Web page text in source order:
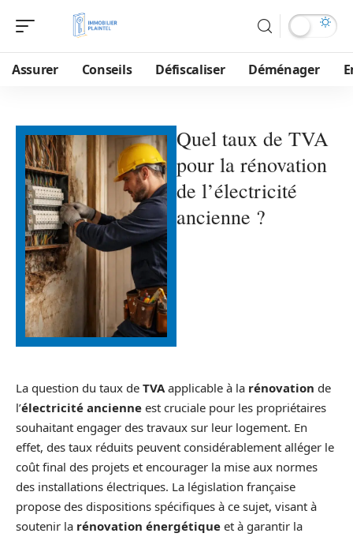
Assurer Conseils Défiscaliser Déménager
Quel taux de TVA
pour la rénovation
de l’électricité
ancienne ?
La question du taux de TVAapplicable à la rénovation de
l’électricité ancienne est cruciale pour les propriétaires
souhaitant engager des travaux sur leur logement. En
effet, des taux réduits peuvent considérablement alléger le
coût final des projets et encourager la mise aux normes
des installations électriques. La législation française
propose des dispositions spécifiques à ce sujet, visant à
soutenir la rénovation énergétique et à garantir la